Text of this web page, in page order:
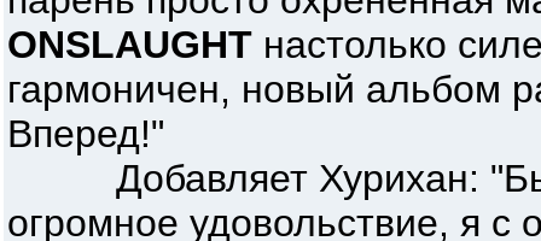
ONSLAUGHT настолько
гармоничен, новый альбом
Вперед!"
Добавляет Хурихан:
огромное удовольствие, я